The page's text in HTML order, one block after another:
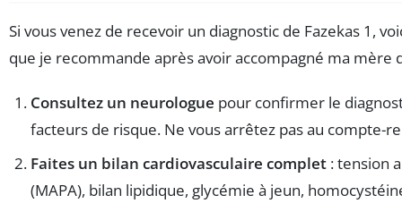
Si vous venez de recevoir un diagnostic de Fazekas 1,
que je recommande après avoir accompagné ma mère
Consultez un neurologue pour confirmer le
facteurs de risque. Ne vous arrêtez pas au compte-
Faites un bilan cardiovasculaire complet : tension
(MAPA), bilan lipidique, glycémie à jeun,